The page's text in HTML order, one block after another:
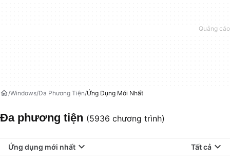
Windows Đa Phương Tiện Ứng Dụng Mới Nhất
Đa phương tiện (5936 chương trình)
Ứng dụng mới nhất Tất cả